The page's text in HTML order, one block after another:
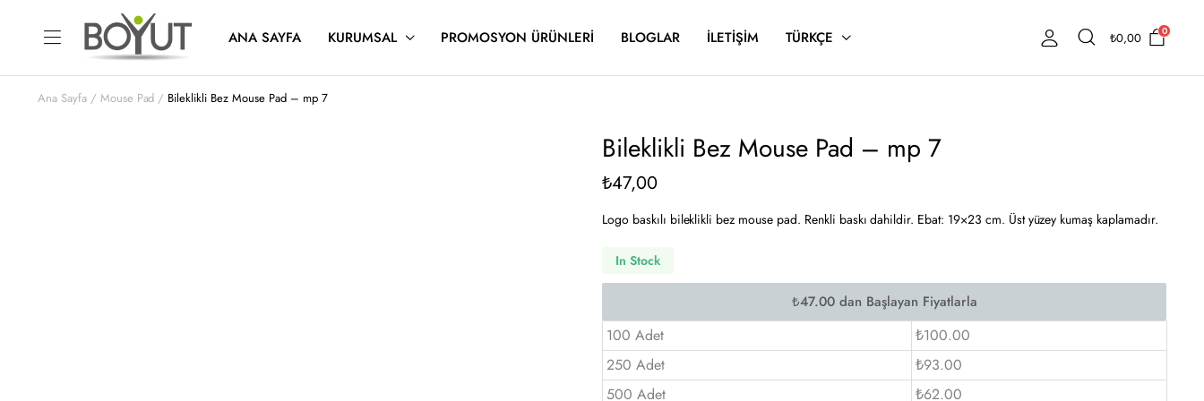
ANA SAYFA KURUMSAL PROMOSYON ÜRÜNLERI BLOGLAR İLETIŞIM TÜRKÇE ₺0,00 0
Ana Sayfa Mouse Pad Bileklikli Bez Mouse Pad – mp 7
Bileklikli Bez Mouse Pad – mp 7
₺47,00
Logo baskılı bileklikli bez mouse pad. Renkli baskı dahildir. Ebat: 19×23 cm. Üst yüzey kumaş kaplamadır.
In Stock
100 Adet
₺100.00
250 Adet
₺93.00
500 Adet
₺62.00